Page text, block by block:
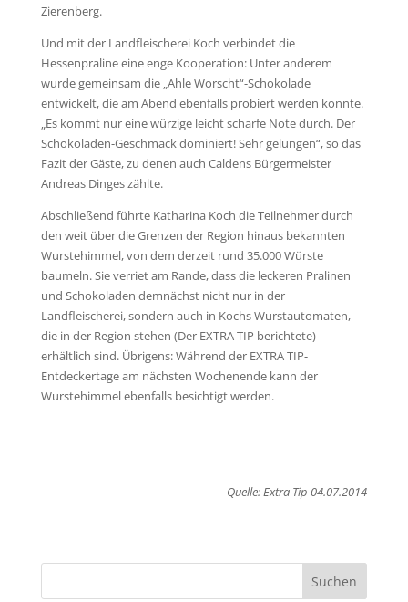
Zierenberg.
Und mit der Landfleischerei Koch verbindet die
Hessenpraline eine enge Kooperation: Unter anderem
wurde gemeinsam die „Ahle Worscht“-Schokolade
entwickelt, die am Abend ebenfalls probiert werden konnte.
„Es kommt nur eine würzige leicht scharfe Note durch. Der
Schokoladen-Geschmack dominiert! Sehr gelungen“, so das
Fazit der Gäste, zu denen auch Caldens Bürgermeister
Andreas Dinges zählte.
Abschließend führte Katharina Koch die Teilnehmer durch
den weit über die Grenzen der Region hinaus bekannten
Wurstehimmel, von dem derzeit rund 35.000 Würste
baumeln. Sie verriet am Rande, dass die leckeren Pralinen
und Schokoladen demnächst nicht nur in der
Landfleischerei, sondern auch in Kochs Wurstautomaten,
die in der Region stehen (Der EXTRA TIP berichtete)
erhältlich sind. Übrigens: Während der EXTRA TIP-
Entdeckertage am nächsten Wochenende kann der
Wurstehimmel ebenfalls besichtigt werden.
Quelle: Extra Tip 04.07.2014